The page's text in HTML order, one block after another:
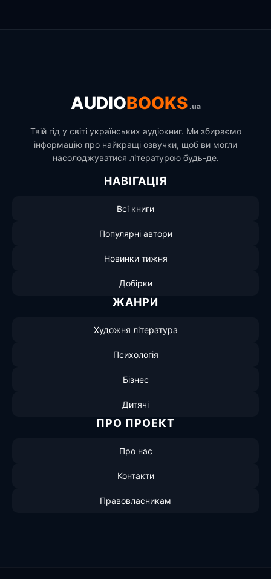
AUDIOBOOKS .ua
Твій гід у світі українських аудіокниг. Ми збираємо
інформацію про найкращі озвучки, щоб ви могли
насолоджуватися літературою будь-де.
НАВІГАЦІЯ
Всі книги
Популярні автори
Новинки тижня
Добірки
ЖАНРИ
Художня література
Психологія
Бізнес
Дитячі
ПРО ПРОЕКТ
Про нас
Контакти
Правовласникам